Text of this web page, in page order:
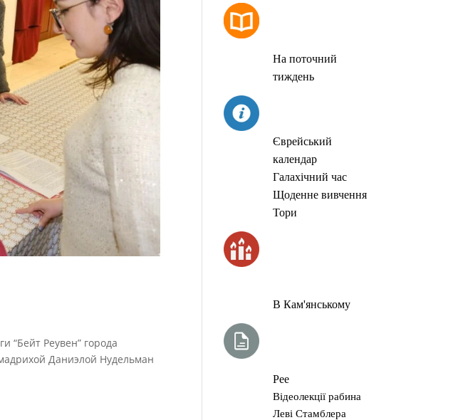
“Бейт Реувен” города
Даниэлой Нудельман
На поточний
тиждень
Єврейський
календар
Галахічний час
Щоденне вивчення
Тори
В Кам'янському
Рее
Відеолекції рабина
Леві Стамблера